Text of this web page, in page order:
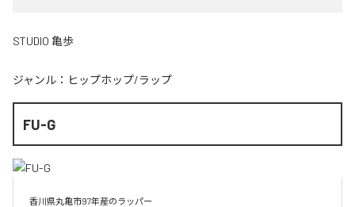
STUDIO 亀歩
ジャンル： ヒップホップ/ラップ
FU-G
香川県丸亀市97年産のラッパー